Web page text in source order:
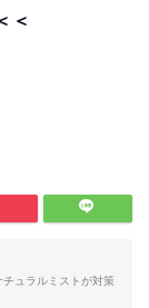
＜
ュラルミストが対策